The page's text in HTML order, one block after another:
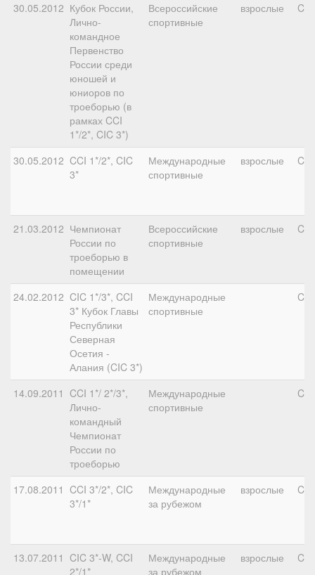
30.05.2012 Кубок России,
Лично-
командное
Первенство
России среди
юношей и
юниоров по
троеборью (в
рамках CCI
1*/2*, CIC 3*)
Всероссийские
спортивные
взрослые
30.05.2012 CCI 1*/2*, CIC
3*
Международные
спортивные
взрослые
21.03.2012 Чемпионат
России по
троеборью в
помещении
Всероссийские
спортивные
взрослые
24.02.2012 CIC 1*/3*, CCI
3* Кубок Главы
Республики
Северная
Осетия -
Алания (CIC 3*)
Международные
спортивные
14.09.2011 CCI 1*/ 2*/3*,
Лично-
командный
Чемпионат
России по
троеборью
Международные
спортивные
17.08.2011 CCI 3*/2*, CIC
3*/1*
Международные
за рубежом
взрослые
13.07.2011 CIC 3*-W, CCI
2*/1*
Международные
за рубежом
взрослые